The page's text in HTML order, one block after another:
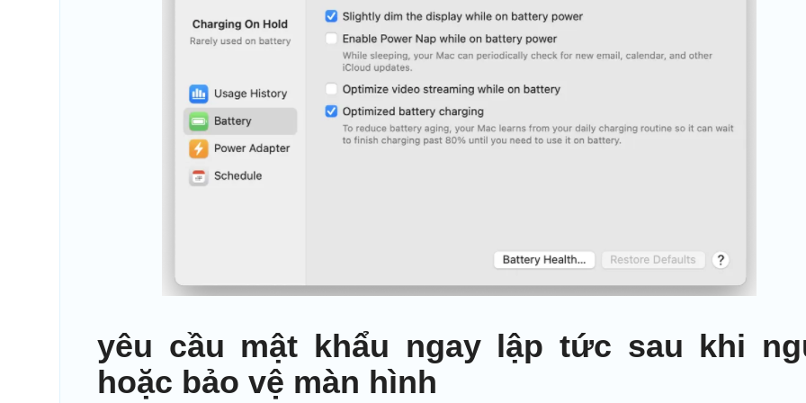
yêu cầu mật khẩu ngay lập tức sau khi
hoặc bảo vệ màn hình